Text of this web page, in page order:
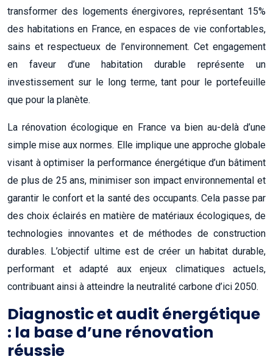
transformer des logements énergivores, représentant 15%
des habitations en France, en espaces de vie confortables,
sains et respectueux de l’environnement. Cet engagement
en faveur d’une habitation durable représente un
investissement sur le long terme, tant pour le portefeuille
que pour la planète.
La rénovation écologique en France va bien au-delà d’une
simple mise aux normes. Elle implique une approche globale
visant à optimiser la performance énergétique d’un bâtiment
de plus de 25 ans, minimiser son impact environnemental et
garantir le confort et la santé des occupants. Cela passe par
des choix éclairés en matière de matériaux écologiques, de
technologies innovantes et de méthodes de construction
durables. L’objectif ultime est de créer un habitat durable,
performant et adapté aux enjeux climatiques actuels,
contribuant ainsi à atteindre la neutralité carbone d’ici 2050.
Diagnostic et audit énergétique
: la base d’une rénovation
réussie